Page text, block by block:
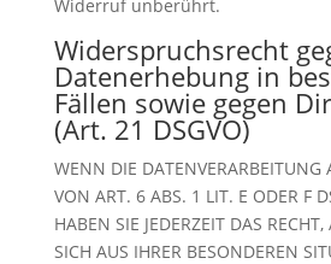
Widerruf unberührt.
Widerspruchsrecht
Datenerhebung in
Fällen sowie gegen
(Art. 21 DSGVO)
WENN DIE DATENVERARBEITUNG
VON ART. 6 ABS. 1 LIT. E ODER F
HABEN SIE JEDERZEIT DAS
SICH AUS IHRER BESONDEREN